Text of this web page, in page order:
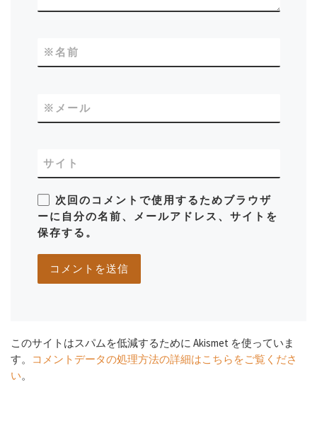
名前
※
メール
※
サイト
次回のコメントで使用するためブラウザ
ーに自分の名前、メールアドレス、サイトを
保存する。
このサイトはスパムを低減するために Akismet を使っていま
す。
コメントデータの処理方法の詳細はこちらをご覧くださ
い。